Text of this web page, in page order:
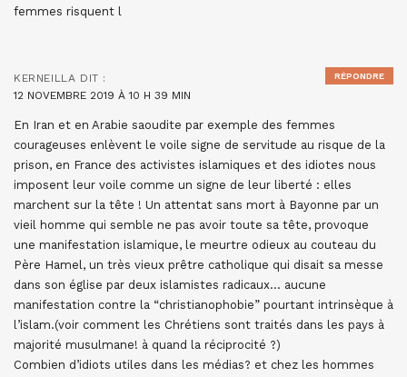
femmes risquent l
KERNEILLA DIT :
12 NOVEMBRE 2019 À 10 H 39 MIN
En Iran et en Arabie saoudite par exemple des femmes
courageuses enlèvent le voile signe de servitude au risque de la
prison, en France des activistes islamiques et des idiotes nous
imposent leur voile comme un signe de leur liberté : elles
marchent sur la tête ! Un attentat sans mort à Bayonne par un
vieil homme qui semble ne pas avoir toute sa tête, provoque
une manifestation islamique, le meurtre odieux au couteau du
Père Hamel, un très vieux prêtre catholique qui disait sa messe
dans son église par deux islamistes radicaux… aucune
manifestation contre la “christianophobie” pourtant intrinsèque à
l’islam.(voir comment les Chrétiens sont traités dans les pays à
majorité musulmane! à quand la réciprocité ?)
Combien d’idiots utiles dans les médias? et chez les hommes
RÉPONDRE